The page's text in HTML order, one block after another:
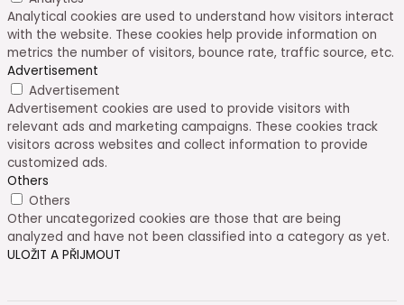
Analytical cookies are used to understand how visitors interact
with the website. These cookies help provide information on
metrics the number of visitors, bounce rate, traffic source, etc.
Advertisement
Advertisement
Advertisement cookies are used to provide visitors with
relevant ads and marketing campaigns. These cookies track
visitors across websites and collect information to provide
customized ads.
Others
Others
Other uncategorized cookies are those that are being
analyzed and have not been classified into a category as yet.
ULOŽIT A PŘIJMOUT